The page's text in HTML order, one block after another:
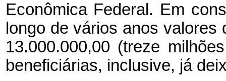
Econômica Federal. Em
longo de vários anos
13.000.000,00 (treze
beneficiárias, inclusive, já